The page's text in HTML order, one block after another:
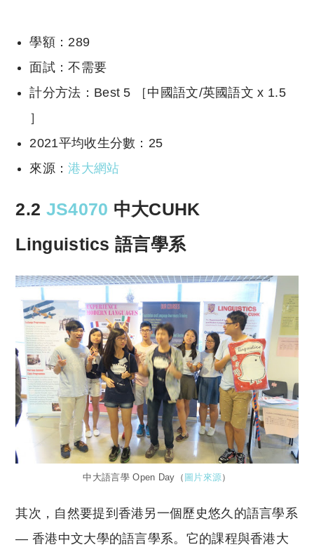
學額：289
面試：不需要
計分方法：Best 5 ［中國語文/英國語文 x 1.5
］
2021平均收生分數：25
來源：港大網站
2.2 JS4070 中大CUHK
Linguistics 語言學系
中大語言學 Open Day（ 圖片來源）
其次，自然要提到香港另一個歷史悠久的語言學系
— 香港中文大學的語言學系。它的課程與香港大